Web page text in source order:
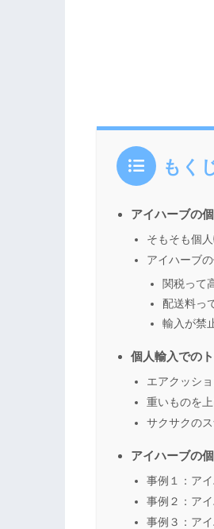
もく
アイハーブの
そもそも個
アイハーブ
関税って
配送料っ
輸入が禁
個人輸入での
エアクッシ
重いものを
サクサクの
アイハーブの
事例１：ア
事例２：ア
事例３：ア